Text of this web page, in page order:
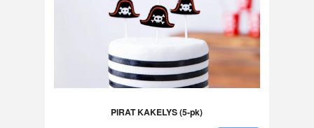
PIRAT KAKELYS (5-pk)